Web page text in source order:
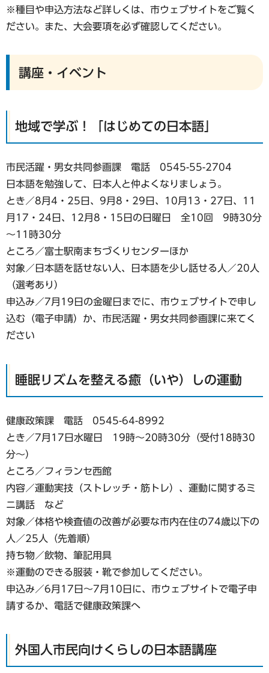
※種目や申込方法など詳しくは、市ウェブサイトをご覧く
ださい。また、大会要項を必ず確認してください。
講座・イベント
地域で学ぶ！「はじめての日本語」
市民活躍・男女共同参画課 電話 0545-55-2704
日本語を勉強して、日本人と仲よくなりましょう。
とき／8月4・25日、9月8・29日、10月13・27日、11
月17・24日、12月8・15日の日曜日 全10回 9時30分
～11時30分
ところ／富士駅南まちづくりセンターほか
対象／日本語を話せない人、日本語を少し話せる人／20人
（選考あり）
申込み／7月19日の金曜日までに、市ウェブサイトで申し
込む（電子申請）か、市民活躍・男女共同参画課に来てく
ださい
睡眠リズムを整える癒（いや）しの運動
健康政策課 電話 0545-64-8992
とき／7月17日水曜日 19時〜20時30分（受付18時30
分〜）
ところ／フィランセ西館
内容／運動実技（ストレッチ・筋トレ）、運動に関するミ
ニ講話 など
対象／体格や検査値の改善が必要な市内在住の74歳以下の
人／25人（先着順）
持ち物／飲物、筆記用具
※運動のできる服装・靴で参加してください。
申込み／6月17日〜7月10日に、市ウェブサイトで電子申
請するか、電話で健康政策課へ
外国人市民向けくらしの日本語講座